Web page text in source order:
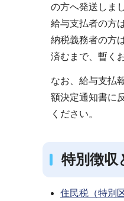
の方へ発送しま
給与支払者の方
納税義務者の方
済むまで、暫く
なお、給与支払
額決定通知書に
ください。
特別徴収
住民税（特別
ビ
ゲ
ー
シ
ョ
ン